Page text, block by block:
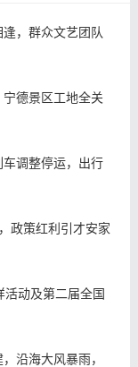
，群众文艺团队
德景区工地全关
调整停运，出行
政策红利引才安家
动及第二届全国
沿海大风暴雨，